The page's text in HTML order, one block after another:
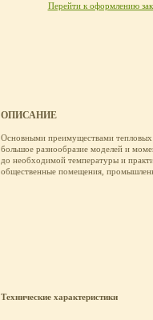
Перейти к оформлению
ОПИСАНИЕ
Основными преимуществами
большое разнообразие моделей и
до необходимой температуры и
общественные помещения,
Технические характеристики